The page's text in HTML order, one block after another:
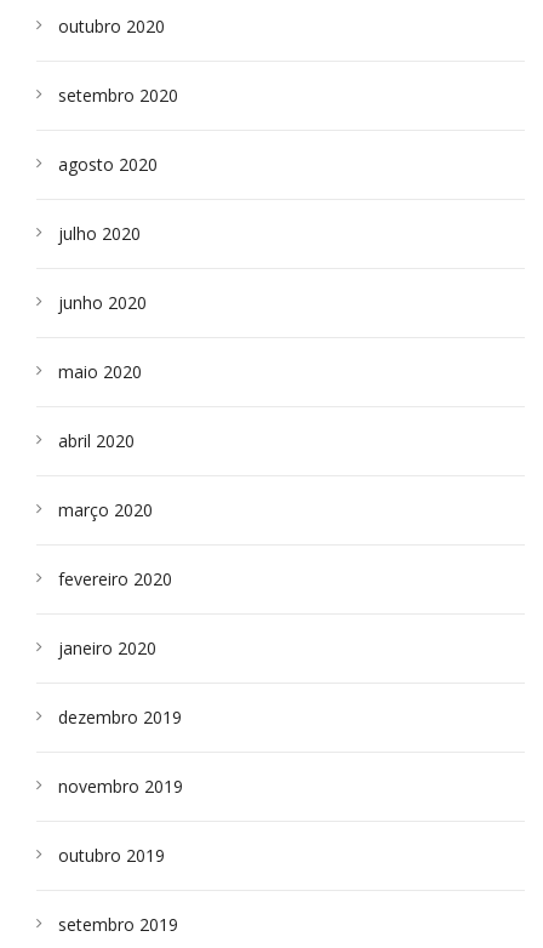
outubro 2020
setembro 2020
agosto 2020
julho 2020
junho 2020
maio 2020
abril 2020
março 2020
fevereiro 2020
janeiro 2020
dezembro 2019
novembro 2019
outubro 2019
setembro 2019